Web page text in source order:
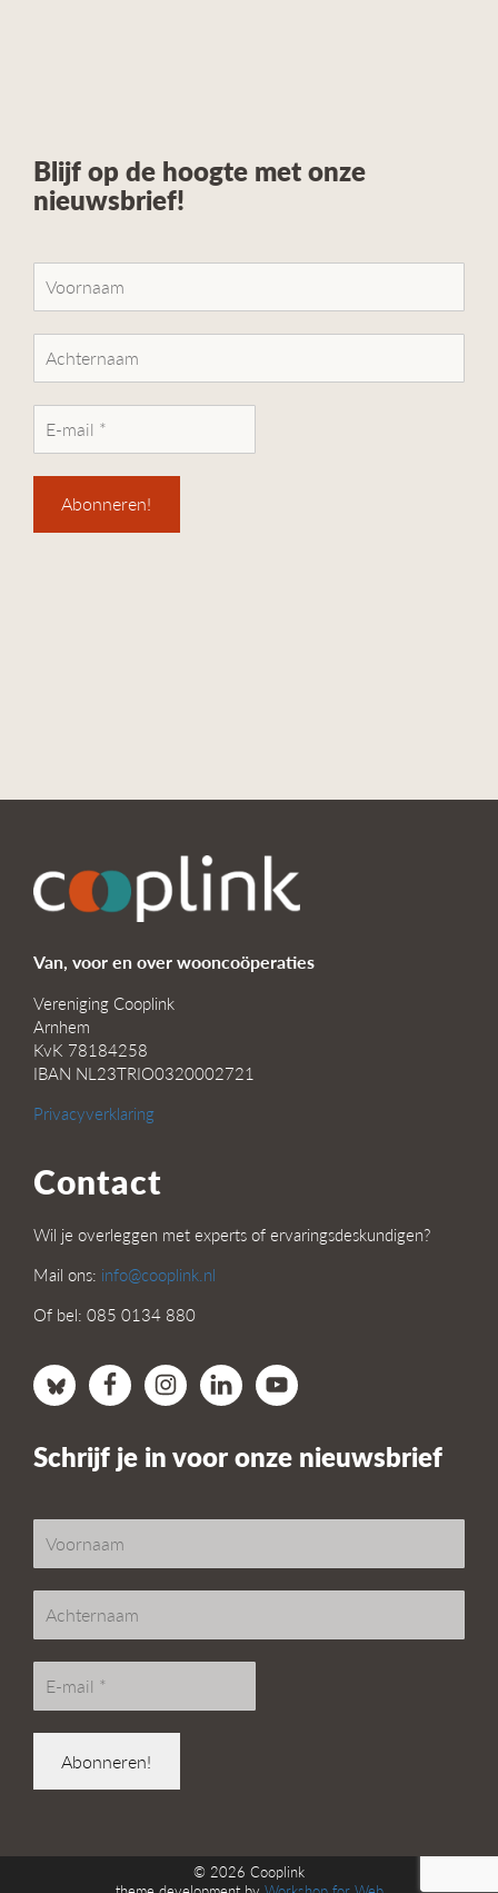
Blijf op de hoogte met onze
nieuwsbrief!
Van, voor en over wooncoöperaties
Vereniging Cooplink
Arnhem
KvK 78184258
IBAN NL23TRIO0320002721
Privacyverklaring
Contact
Wil je overleggen met experts of ervaringsdeskundigen?
Mail ons: info@cooplink.nl
Of bel: 085 0134 880
Schrijf je in voor onze nieuwsbrief
© 2026 Cooplink